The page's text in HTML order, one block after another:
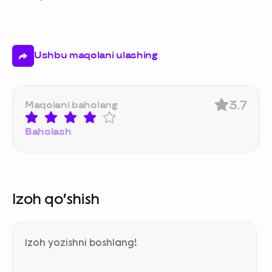
Ushbu maqolani ulashing
Maqolani baholang
Baholash
3.7
Izoh qo‘shish